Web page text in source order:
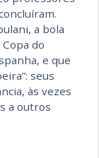
a bola
do
e que
seus
às vezes
a outros